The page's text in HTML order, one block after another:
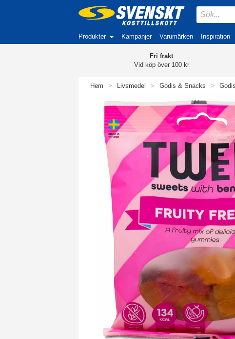
Produkter Kampanjer Varumärken Inspiration
Fri frakt
Vid köp över 100 kr
Hem > Livsmedel > Godis & Snacks > Godis